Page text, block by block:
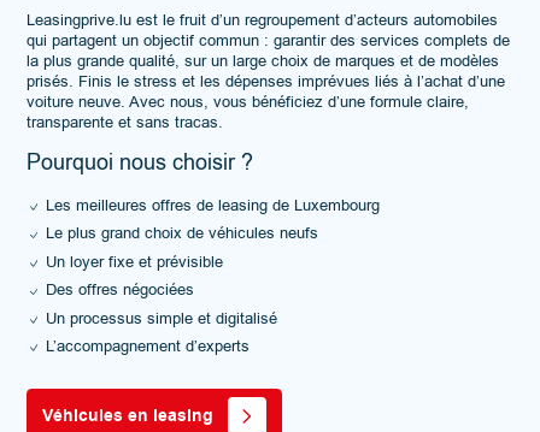
Leasingprive.lu est le fruit d’un regroupement d’acteurs automobiles
qui partagent un objectif commun : garantir des services complets de
la plus grande qualité, sur un large choix de marques et de modèles
prisés. Finis le stress et les dépenses imprévues liés à l’achat d’une
voiture neuve. Avec nous, vous bénéficiez d’une formule claire,
transparente et sans tracas.
Pourquoi nous choisir ?
Les meilleures offres de leasing de Luxembourg
Le plus grand choix de véhicules neufs
Un loyer fixe et prévisible
Des offres négociées
Un processus simple et digitalisé
L’accompagnement d’experts
Véhicules en leasing